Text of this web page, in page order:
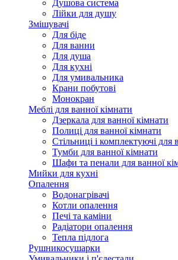
Душова система
Лійки для душу
Змішувачі
Для біде
Для ванни
Для душа
Для кухні
Для умивальника
Крани побутові
Монокран
Меблі для ванної кімнати
Дзеркала для ванної кімнати
Полиці для ванної кімнати
Стільниці і комплектуючі для
Тумби для ванної кімнати
Шафи та пенали для ванної
Мийки для кухні
Опалення
Водонагрівачі
Котли опалення
Печі та каміни
Радіатори опалення
Тепла підлога
Рушникосушарки